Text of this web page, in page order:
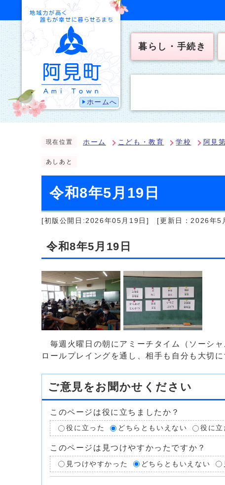
ホームへ
暮らし・手続き
現在位置 ホーム こども・教育 学校 阿見
あしあと
令和8年5月19日
[初版公開日:2026年05月19日] [更新日：2026年5
令和8年5月19日
毎週火曜日の朝にアミーチタイム（ソーシ
ロールプレイングを通し、相手も自分も大切
ご意見をお聞かせください
このページは役に立ちましたか？
役に立った どちらともいえない 役に立
このページは見つけやすかったですか？
見つけやすかった どちらともいえない